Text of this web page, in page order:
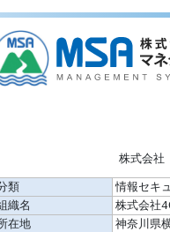
株式会社
類
情報セキ
織名
株式会社
在地
神奈川県